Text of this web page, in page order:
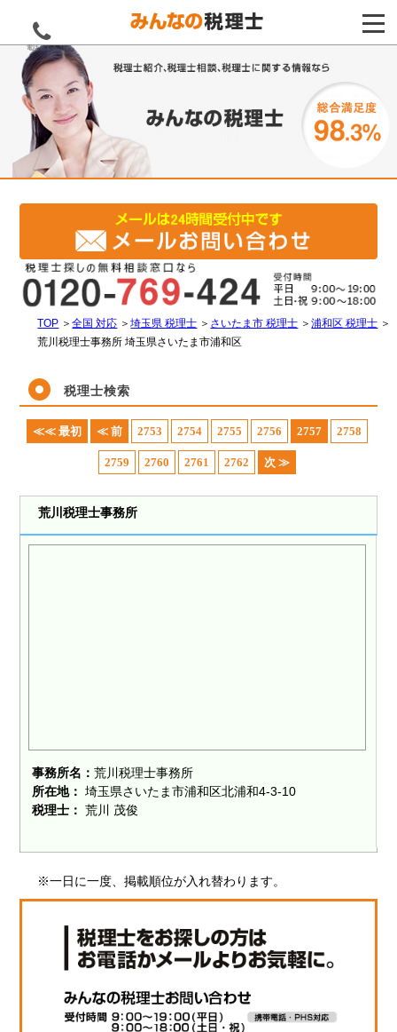
電話をする
TOP ＞全国 対応 ＞埼玉県 税理士 ＞ さいたま市 税理士 ＞浦和区 税理士 ＞
荒川税理士事務所 埼玉県さいたま市浦和区
税理士検索
≪≪ 最初 ≪ 前 2753 2754 2755 2756 2757 2758
2759 2760 2761 2762 次 ≫
荒川税理士事務所
事務所名：荒川税理士事務所
所在地： 埼玉県さいたま市浦和区北浦和4-3-10
税理士： 荒川 茂俊
※一日に一度、掲載順位が入れ替わります。